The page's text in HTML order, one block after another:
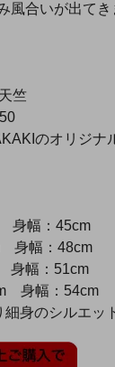
風合いが出てき
竺
のオリジナ
身幅：45cm
身幅：48cm
幅：51cm
身幅：54cm
身のシルエッ